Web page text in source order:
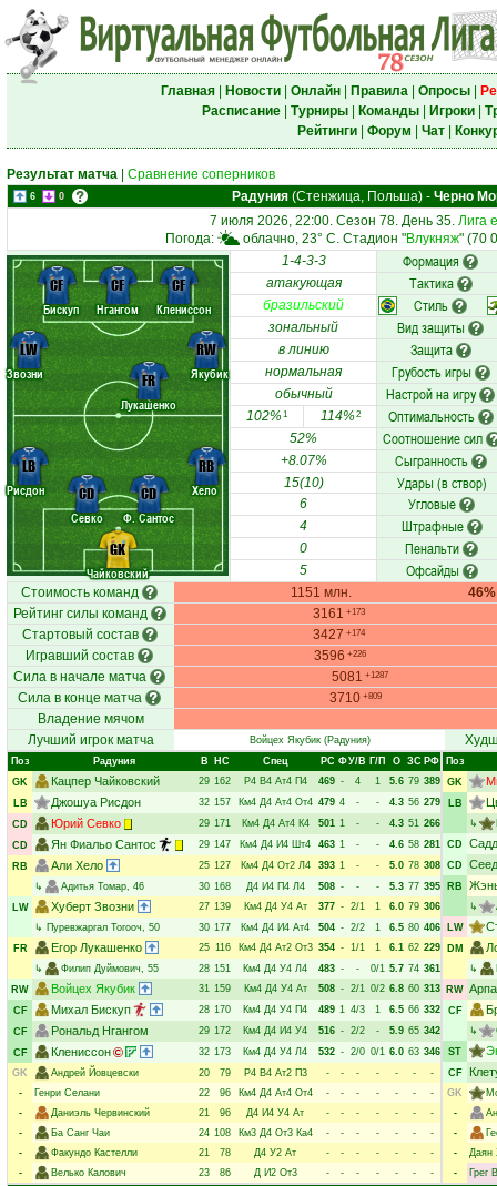
Главная| Новости| Онлайн| Правила| Опросы|
Расписание| Турниры| Команды| Игроки|
Рейтинги| Форум Чат|
Результат матча Сравнение соперников
6 0 Радуния(Стенжица, Польша)- Черно
7 июля 2026, 22:00. Сезон 78. День 35. Лига
Погода:
облачно, 23° C. Стадион "Влукняж" (70
Чайковский
Рисдон
Севко
Ф. Сантос
Хело
Звозни
Лукашенко
Якубик
Бискуп Нгангом Клениссон
GK
LB
CD
CD
RB
LW
FR
RW
CF CF CF
1-4-3-3 Формация
атакующая Тактика
бразильский Стиль
зональный Вид защиты
в линию Защита
нормальная Грубость игры
обычный Настрой на игру
102%1 114%2 Оптимальность
52% Соотношение сил
+8.07% Сыгранность
15(10) Удары (в створ)
6 Угловые
4 Штрафные
0 Пенальти
5 Офсайды
Стоимость команд 1151 млн.
46%
Рейтинг силы команд
3161 +173
Стартовый состав 3427 +174
Игравший состав 3596 +226
Сила в начале матча 5081 +1287
Сила в конце матча 3710 +809
Владение мячом
Лучший игрок матча
Войцех Якубик(Радуния)
Поз Радуния В НC Спец РC ФУ/В Г/П О ЗС РФ
GK
Кацпер Чайковский 29 162 Р4 В4 Ат4 П4 469 - 4 1 5.6 79 389
LB
Джошуа Рисдон 32 157 Км4 Д4 Ат4 От4 479 4 - - 4.3 56 279
CD
Юрий Севко 29 171 Км4 Д4 Ат4 К4 501 1 - - 4.3 51 266
CD
Ян Фиальо Сантос 29 147 Км4 Д4 И4 Шт4 463 1 - - 4.6 58 281
RB
Али Хело 25 127 Км4 Д4 От2 Л4 393 1 - - 5.0 78 308
↳
Адитья Томар, 46 30 168 Д4 И4 П4 Л4 508 - - - 5.3 77 395
LW
Хуберт Звозни 27 139 Км4 Д4 У4 Ат 377 - 2/1 1 6.0 79 306
↳ Пуревжаргал Тогооч, 50 30 177 Км4 Д4 И4 Ат4 504 - 2/2 1 6.5 80 406
FR
Егор Лукашенко 25 116 Км4 Д4 Ат2 От3 354 - 1/1 1 6.1 62 229
↳
Филип Дуймович, 55 28 151 Км4 Д4 У4 Л4 483 - - 0/1 5.7 74 361
RW
Войцех Якубик 31 159 Км4 Д4 У4 Ат 508 - 2/1 0/2 6.8 60 313
CF
Михал Бискуп 28 170 Км4 Д4 У4 П4 489 1 4/3 1 6.5 66 332
CF
Рональд Нгангом 29 172 Км4 Д4 И4 У4 516 - 2/2 - 5.9 65 342
CF
Клениссон 32 173 Км4 Д4 У4 Л4 532 - 2/0 0/1 6.0 63 346
GK
Андрей Йовцевски 20 79 Р4 В4 Ат2 П3 - - - - - -
-
-
Генри Селани 22 96 Км4 Д4 Ат4 От4 - - - - - -
-
-
Даниэль Червинский 21 96 Д4 И4 У4 Ат - - - - - -
-
-
Ба Санг Чаи 24 108 Км3 Д4 От3 Ка4 - - - - - -
-
-
Факундо Кастелли 21 78 Д4 У2 Ат - - - - - -
-
-
Велько Калович 23 86 Д И2 От3 - - - - - - -
Поз
GK
LB
↳
CD
CD
RB
↳
LW
DM
↳
RW
CF
↳
ST
CF
GK
-
-
-
Даян
-
Грег